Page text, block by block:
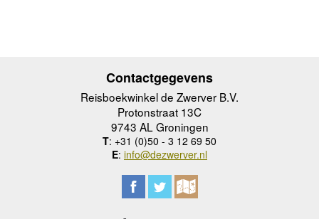
Contactgegevens
Reisboekwinkel de Zwerver B.V.
Protonstraat 13C
9743 AL Groningen
T: +31 (0)50 - 3 12 69 50
E: info@dezwerver.nl